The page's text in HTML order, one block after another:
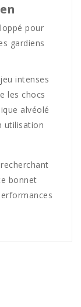
pour
gardiens
intenses
les chocs
alvéolé
utilisation
bonnet